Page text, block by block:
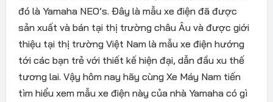
đó là Yamaha NEO’s. Đây là mẫu xe điện đã được
sản xuất và bán tại thị trường châu Âu và được giới
thiệu tại thị trường Việt Nam là mẫu xe điện hướng
tới các bạn trẻ với thiết kế hiện đại, dẫn đầu xu thế
tương lai. Vậy hôm nay hãy cùng Xe Máy Nam tiến
tìm hiểu xem mẫu xe điện này của nhà Yamaha có gì